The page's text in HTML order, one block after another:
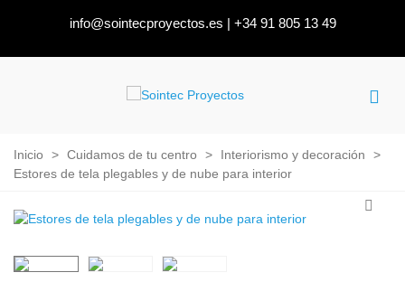
info@sointecproyectos.es | +34 91 805 13 49
Inicio > Cuidamos de tu centro > Interiorismo y decoración
>
Estores de tela plegables y de nube para interior